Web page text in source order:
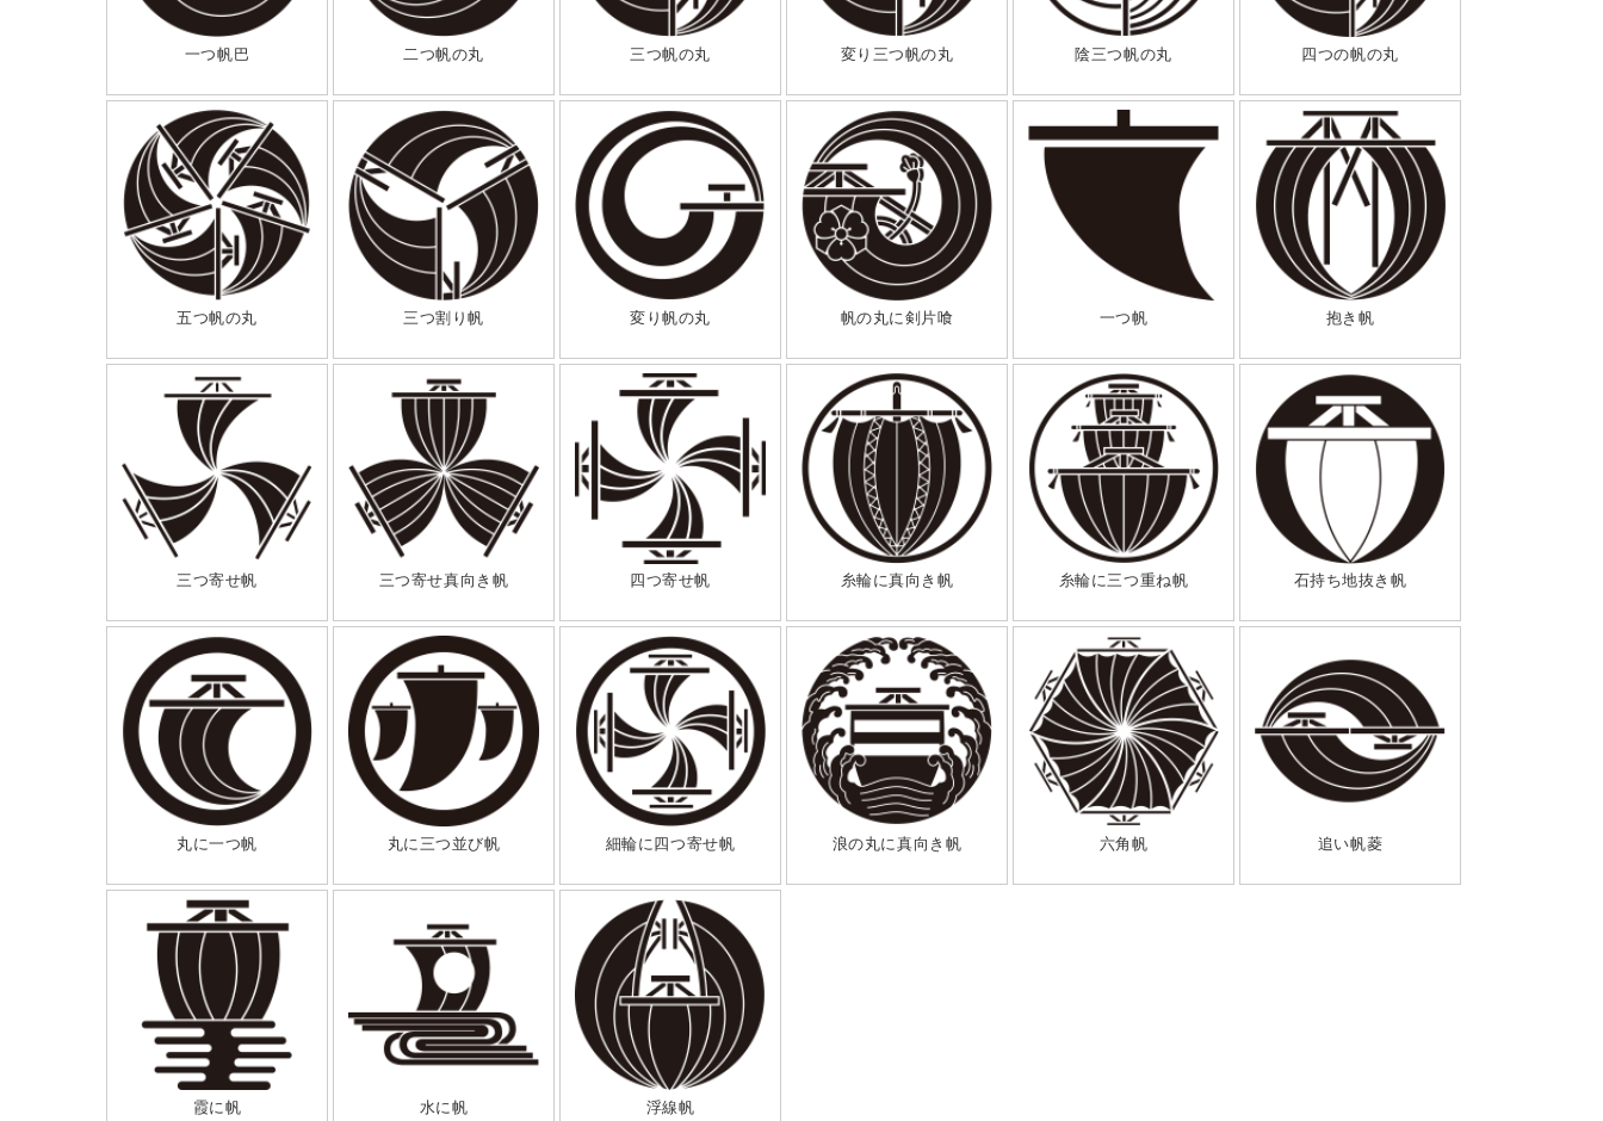
一つ帆巴 二つ帆の丸 三つ帆の丸 変り三つ帆の丸 陰三つ帆の丸 四つの帆の丸
五つ帆の丸 三つ割り帆 変り帆の丸 帆の丸に剣片喰 一つ帆 抱き帆
三つ寄せ帆 三つ寄せ真向き帆 四つ寄せ帆 糸輪に真向き帆 糸輪に三つ重ね帆 石持ち地抜き帆
丸に一つ帆 丸に三つ並び帆 細輪に四つ寄せ帆 浪の丸に真向き帆 六角帆 追い帆菱
霞に帆 水に帆 浮線帆